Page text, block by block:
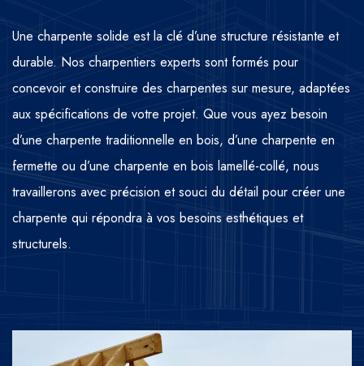
Une charpente solide est la clé d’une structure résistante et
durable. Nos charpentiers experts sont formés pour
concevoir et construire des charpentes sur mesure, adaptées
aux spécifications de votre projet. Que vous ayez besoin
d’une charpente traditionnelle en bois, d’une charpente en
fermette ou d’une charpente en bois lamellé-collé, nous
travaillerons avec précision et souci du détail pour créer une
charpente qui répondra à vos besoins esthétiques et
structurels.